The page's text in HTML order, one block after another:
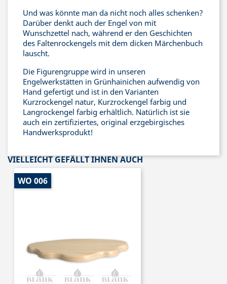
Und was könnte man da nicht noch alles schenken?
Darüber denkt auch der Engel von mit
Wunschzettel nach, während er den Geschichten
des Faltenrockengels mit dem dicken Märchenbuch
lauscht.
Die Figurengruppe wird in unseren
Engelwerkstätten in Grünhainichen aufwendig von
Hand gefertigt und ist in den Varianten
Kurzrockengel natur, Kurzrockengel farbig und
Langrockengel farbig erhältlich. Natürlich ist sie
auch ein zertifiziertes, original erzgebirgisches
Handwerksprodukt!
VIELLEICHT GEFÄLLT IHNEN AUCH
WO 006